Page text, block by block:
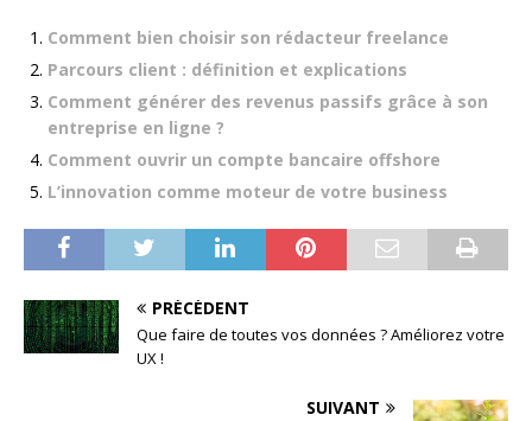
Comment bien choisir son rédacteur freelance
Parcours client : définition et explications
Comment générer des revenus passifs grâce à son
entreprise en ligne ?
Comment ouvrir un compte bancaire offshore
L’innovation comme moteur de votre business
PRÉCÉDENT
Que faire de toutes vos données ? Améliorez votre
UX !
SUIVANT